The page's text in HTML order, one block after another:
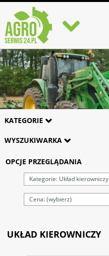
KATEGORIE
WYSZUKIWARKA
OPCJE PRZEGLĄDANIA
Kategorie: Układ kierowniczy
Cena: (wybierz)
UKŁAD KIEROWNICZY